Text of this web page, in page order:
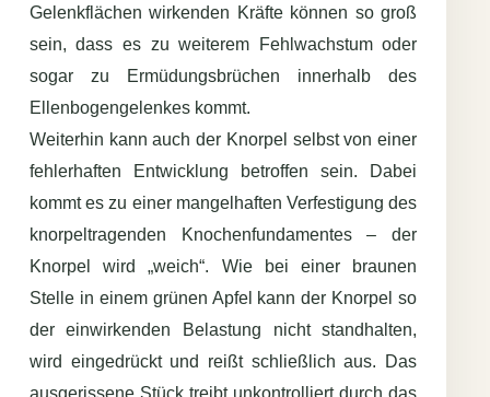
Gelenkflächen wirkenden Kräfte können so groß
sein, dass es zu weiterem Fehlwachstum oder
sogar zu Ermüdungsbrüchen innerhalb des
Ellenbogengelenkes kommt.
Weiterhin kann auch der Knorpel selbst von einer
fehlerhaften Entwicklung betroffen sein. Dabei
kommt es zu einer mangelhaften Verfestigung des
knorpeltragenden Knochenfundamentes – der
Knorpel wird „weich“. Wie bei einer braunen
Stelle in einem grünen Apfel kann der Knorpel so
der einwirkenden Belastung nicht standhalten,
wird eingedrückt und reißt schließlich aus. Das
ausgerissene Stück treibt unkontrolliert durch das